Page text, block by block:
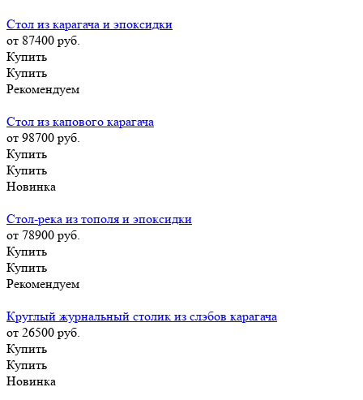
Стол из карагача и эпоксидки
от 87400 руб.
Купить
Купить
Рекомендуем
Стол из капового карагача
от 98700 руб.
Купить
Купить
Новинка
Стол-река из тополя и эпоксидки
от 78900 руб.
Купить
Купить
Рекомендуем
Круглый журнальный столик из слэбов карагача
от 26500 руб.
Купить
Купить
Новинка